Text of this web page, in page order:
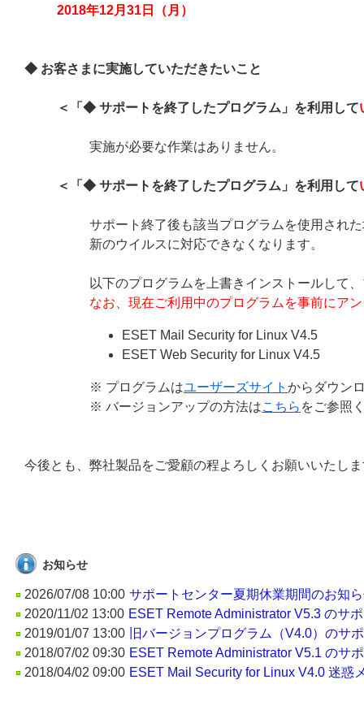
2018年12月31日（月）
◆ お客さまに実施していただきたいこと
＜「◆ サポートを終了したプログラム」を利用して
実施が必要な作業はありません。
＜「◆ サポートを終了したプログラム」を利用して
サポート終了後も該当プログラムを使用され
新のウイルスに対応できなくなります。
以下のプログラムを上書きインストールして
なお、現在ご利用中のプログラムを事前にア
ESET Mail Security for Linux V4.5
ESET Web Security for Linux V4.5
※ プログラムはユーザーズサイト からダウン
※ バージョンアップの方法はこちら をご参照
今後とも、弊社製品をご愛顧の程よろしくお願いいたし
お知らせ
2026/07/08 10:00 サポートセンター夏期休業期間のお知
2020/11/02 13:00 ESET Remote Administrator V5.3 のサ
2019/01/07 13:00
旧バージョンプログラム（V4.0）のサ
2018/07/02 09:30 ESET Remote Administrator V5.1 のサ
2018/04/02 09:00 ESET Mail Security for Linux V4.0 迷惑